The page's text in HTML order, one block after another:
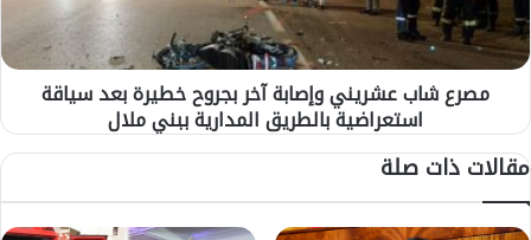
ذ
ر
م
ا
ت
ا
ب
ع
ش
ي
ي
إ
مصرع شاب عشريني وإصابة آخر بجروح خطيرة بعد سياقة
استعراضية بالطريق المدارية ببني ملال
مقالات ذات صلة